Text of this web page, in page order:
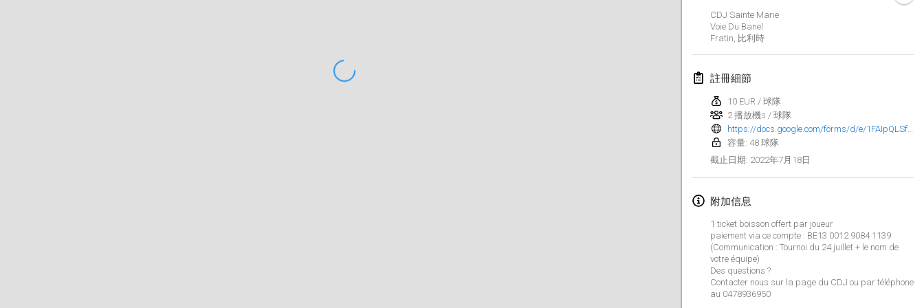
CDJ Sainte Marie
Voie Du Banel
Fratin 比利時
註冊細節
10 EUR / 球隊
2 播放機s / 球隊
容量: 48 球隊
截止日期: 2022年7月18日
附加信息
1 ticket boisson offert par joueur
paiement via ce compte : BE13 0012 9084 1139
(Communication : Tournoi du 24 juillet + le nom de
votre équipe)
Des questions ?
Contacter nous sur la page du CDJ ou par téléphone
au 0478936950
2022年2月
2022年2月4日
TangoMölkky
2022年2月5日|芬蘭
Yamagata Tournament
2022年2月13日|日本
West Indiv Cup
2022年2月19日|法國